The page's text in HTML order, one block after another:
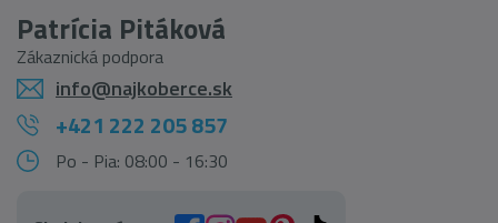
Patrícia Pitáková
Zákaznická podpora
info@najkoberce.sk
+421 222 205 857
Po - Pia: 08:00 - 16:30